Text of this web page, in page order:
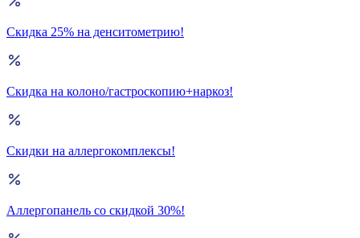
Скидка 25% на денситометрию!
Скидка на колоно/гастроскопию+наркоз!
Скидки на аллергокомплексы!
Аллергопанель со скидкой 30%!